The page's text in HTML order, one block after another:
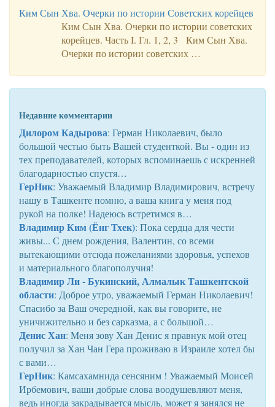
Ким Сын Хва. Очерки по истории Советских корейцев
Ким Сын Хва. Очерки по истории советских
корейцев. Часть I. Гл. 1, 2, 3 Ким Сын Хва.
Очерки по истории советских …
Недавние комментарии
Дилором Кадырова: Герман Николаевич, было
большой честью быть Вашей студенткой. Вы - один из
тех преподавателей, которых вспоминаешь с искренней
благодарностью спустя…
ГерНик: Уважаемый Владимир Владимирович, встречу
нашу в Ташкенте помню, а ваша книга у меня под
рукой на полке! Надеюсь встретимся в…
Владимир Ким (Ёнг Тхек): Пока сердца для чести
живы... С днем рождения, Валентин, со всеми
вытекающими отсюда пожеланиями здоровья, успехов
и материального благополучия!
Владимир Ли - Букинский, Алмалык Ташкентской
области: Доброе утро, уважаемый Герман Николаевич!
Спасибо за Ваш очередной, как вы говорите, не
уничижительно и без сарказма, а с большой…
Денис Хан: Меня зову Хан Денис я правнук мой отец
получил за Хан Чан Гера проживаю в Израиле хотел бы
с вами…
ГерНик: Камсахамнида сенсяним ! Уважаемый Моисей
Ирбемович, ваши добрые слова воодушевляют меня,
ведь иногда закрадывается мысль, может я занялся не